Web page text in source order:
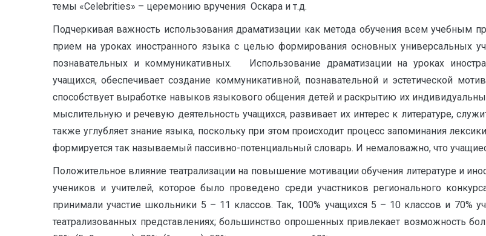
темы «Celebrities» – церемонию вручения Оскара и т.д.
Подчеркивая важность использования драматизации как метода обучения всем учебным
прием на уроках иностранного языка с целью формирования основных универсальных
познавательных и коммуникативных. Использование драматизации на уроках
учащихся, обеспечивает создание коммуникативной, познавательной и эстетической
способствует выработке навыков языкового общения детей и раскрытию их
мыслительную и речевую деятельность учащихся, развивает их интерес к литературе,
также углубляет знание языка, поскольку при этом происходит процесс запоминания
формируется так называемый пассивно-потенциальный словарь. И немаловажно, что
Положительное влияние театрализации на повышение мотивации обучения литературе и
учеников и учителей, которое было проведено среди участников регионального
принимали участие школьники 5 – 11 классов. Так, 100% учащихся 5 – 10 классов и 70%
театрализованных представлениях; большинство опрошенных привлекает возможность